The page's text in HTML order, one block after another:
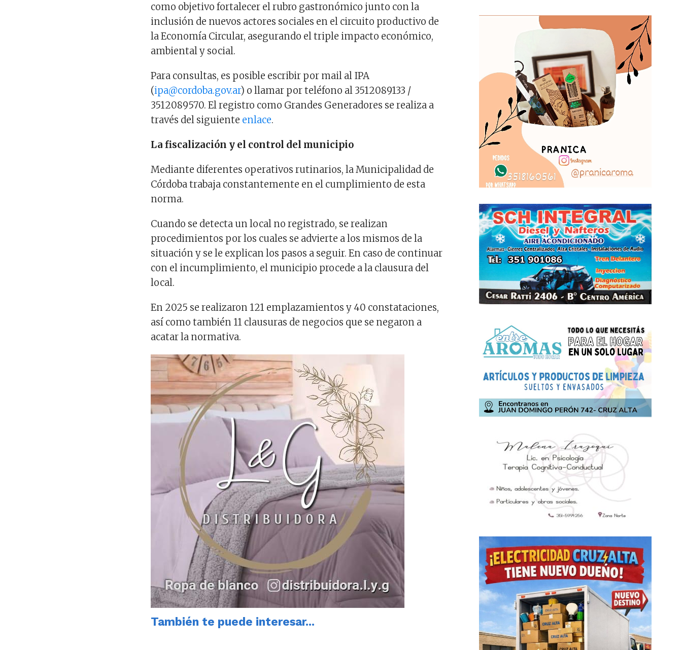
como objetivo fortalecer el rubro gastronómico junto con la
inclusión de nuevos actores sociales en el circuito productivo de
la Economía Circular, asegurando el triple impacto económico,
ambiental y social.
Para consultas, es posible escribir por mail al IPA
(ipa@cordoba.gov.ar) o llamar por teléfono al 3512089133 /
3512089570. El registro como Grandes Generadores se realiza a
través del siguiente enlace.
La fiscalización y el control del municipio
Mediante diferentes operativos rutinarios, la Municipalidad de
Córdoba trabaja constantemente en el cumplimiento de esta
norma.
Cuando se detecta un local no registrado, se realizan
procedimientos por los cuales se advierte a los mismos de la
situación y se le explican los pasos a seguir. En caso de continuar
con el incumplimiento, el municipio procede a la clausura del
local.
En 2025 se realizaron 121 emplazamientos y 40 constataciones,
así como también 11 clausuras de negocios que se negaron a
acatar la normativa.
También te puede interesar...